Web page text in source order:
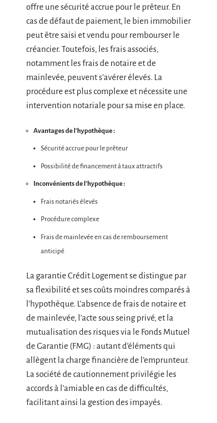
offre une sécurité accrue pour le prêteur. En
cas de défaut de paiement, le bien immobilier
peut être saisi et vendu pour rembourser le
créancier. Toutefois, les frais associés,
notamment les frais de notaire et de
mainlevée, peuvent s’avérer élevés. La
procédure est plus complexe et nécessite une
intervention notariale pour sa mise en place.
Avantages de l’hypothèque :
Sécurité accrue pour le prêteur
Possibilité de financement à taux attractifs
Inconvénients de l’hypothèque :
Frais notariés élevés
Procédure complexe
Frais de mainlevée en cas de remboursement
anticipé
La garantie Crédit Logement se distingue par
sa flexibilité et ses coûts moindres comparés à
l’hypothèque. L’absence de frais de notaire et
de mainlevée, l’acte sous seing privé, et la
mutualisation des risques via le Fonds Mutuel
de Garantie (FMG) : autant d’éléments qui
allègent la charge financière de l’emprunteur.
La société de cautionnement privilégie les
accords à l’amiable en cas de difficultés,
facilitant ainsi la gestion des impayés.